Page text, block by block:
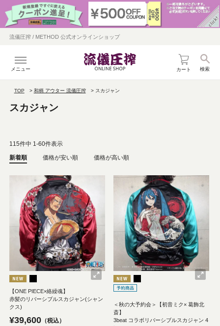
流儀圧搾 / METHOD 公式オンラインショップ
メニュー カート 検索
TOP 和柄 アウター 流儀圧搾 スカジャン
スカジャン
価格が安い順 価格が高い順
新着順
115件中 1-60件表示
【ONE PIECE×絡繰魂】
赤髪のリバーシブルスカジャン(シャン
クス)
¥39,600 税込
＜秋の大予約会＞【初音ミク× 葛飾北
斎】
3beat コラボリバーシブルスカジャン 4